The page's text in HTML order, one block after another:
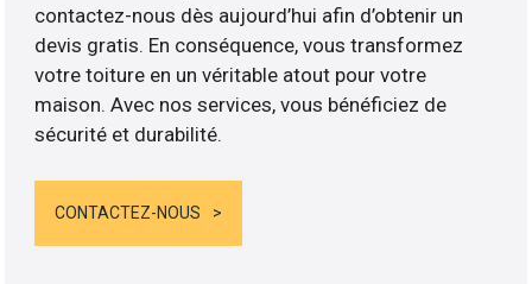
contactez-nous dès aujourd’hui afin d’obtenir un
devis gratis. En conséquence, vous transformez
votre toiture en un véritable atout pour votre
maison. Avec nos services, vous bénéficiez de
sécurité et durabilité.
CONTACTEZ-NOUS